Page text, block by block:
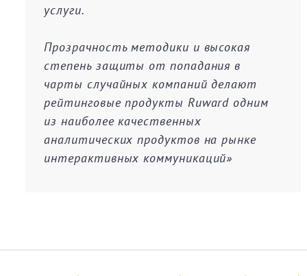
услуги.
Прозрачность методики и высокая
степень защиты от попадания в
чарты случайных компаний делают
рейтинговые продукты Ruward одним
из наиболее качественных
аналитических продуктов на рынке
интерактивных коммуникаций»